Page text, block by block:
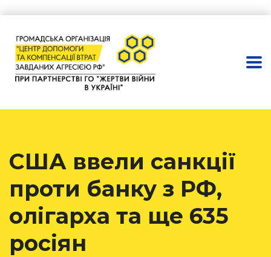
США ввели санкції
проти банку з РФ,
олігарха та ще 635
росіян